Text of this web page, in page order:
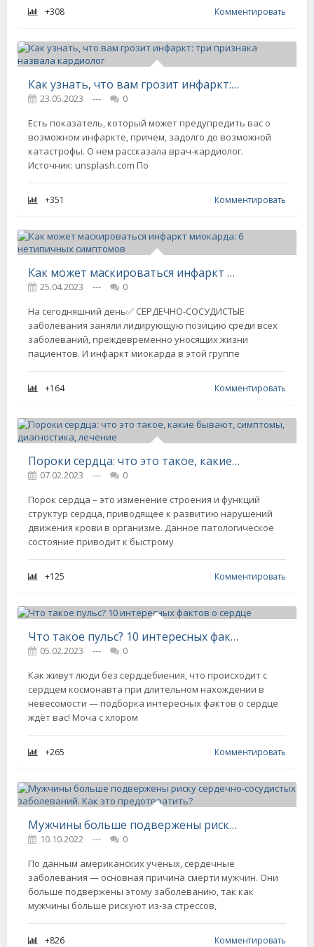
+308 Комментировать
Как узнать, что вам грозит инфаркт: три признака назвала кардиолог
23.05.2023 ---
0
Есть показатель, который может предупредить вас о
возможном инфаркте, причем, задолго до возможной
катастрофы. О нем рассказала врач-кардиолог.
Источник: unsplash.com По
+351 Комментировать
Как может маскироваться инфаркт миокарда: 6 нетипичных симптомов
25.04.2023 ---
0
На сегодняшний день✅ СЕРДЕЧНО-СОСУДИСТЫЕ
заболевания заняли лидирующую позицию среди всех
заболеваний, преждевременно уносящих жизни
пациентов. И инфаркт миокарда в этой группе
+164 Комментировать
Пороки сердца: что это такое, какие бывают, симптомы, диагностика, лечение
07.02.2023 ---
0
Порок сердца – это изменение строения и функций
структур сердца, приводящее к развитию нарушений
движения крови в организме. Данное патологическое
состояние приводит к быстрому
+125 Комментировать
Что такое пульс? 10 интересных фактов о сердце
05.02.2023 ---
0
Как живут люди без сердцебиения, что происходит с
сердцем космонавта при длительном нахождении в
невесомости — подборка интересных фактов о сердце
ждёт вас! Моча с хлором
+265 Комментировать
Мужчины больше подвержены риску сердечно-сосудистых заболеваний. Как это предотвратить?
10.10.2022 ---
0
По данным американских ученых, сердечные
заболевания — основная причина смерти мужчин. Они
больше подвержены этому заболеванию, так как
мужчины больше рискуют из-за стрессов,
+826 Комментировать